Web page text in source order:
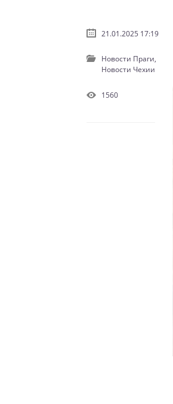
21.01.2025 17:19
Новости Праги,
Новости Чехии
1560